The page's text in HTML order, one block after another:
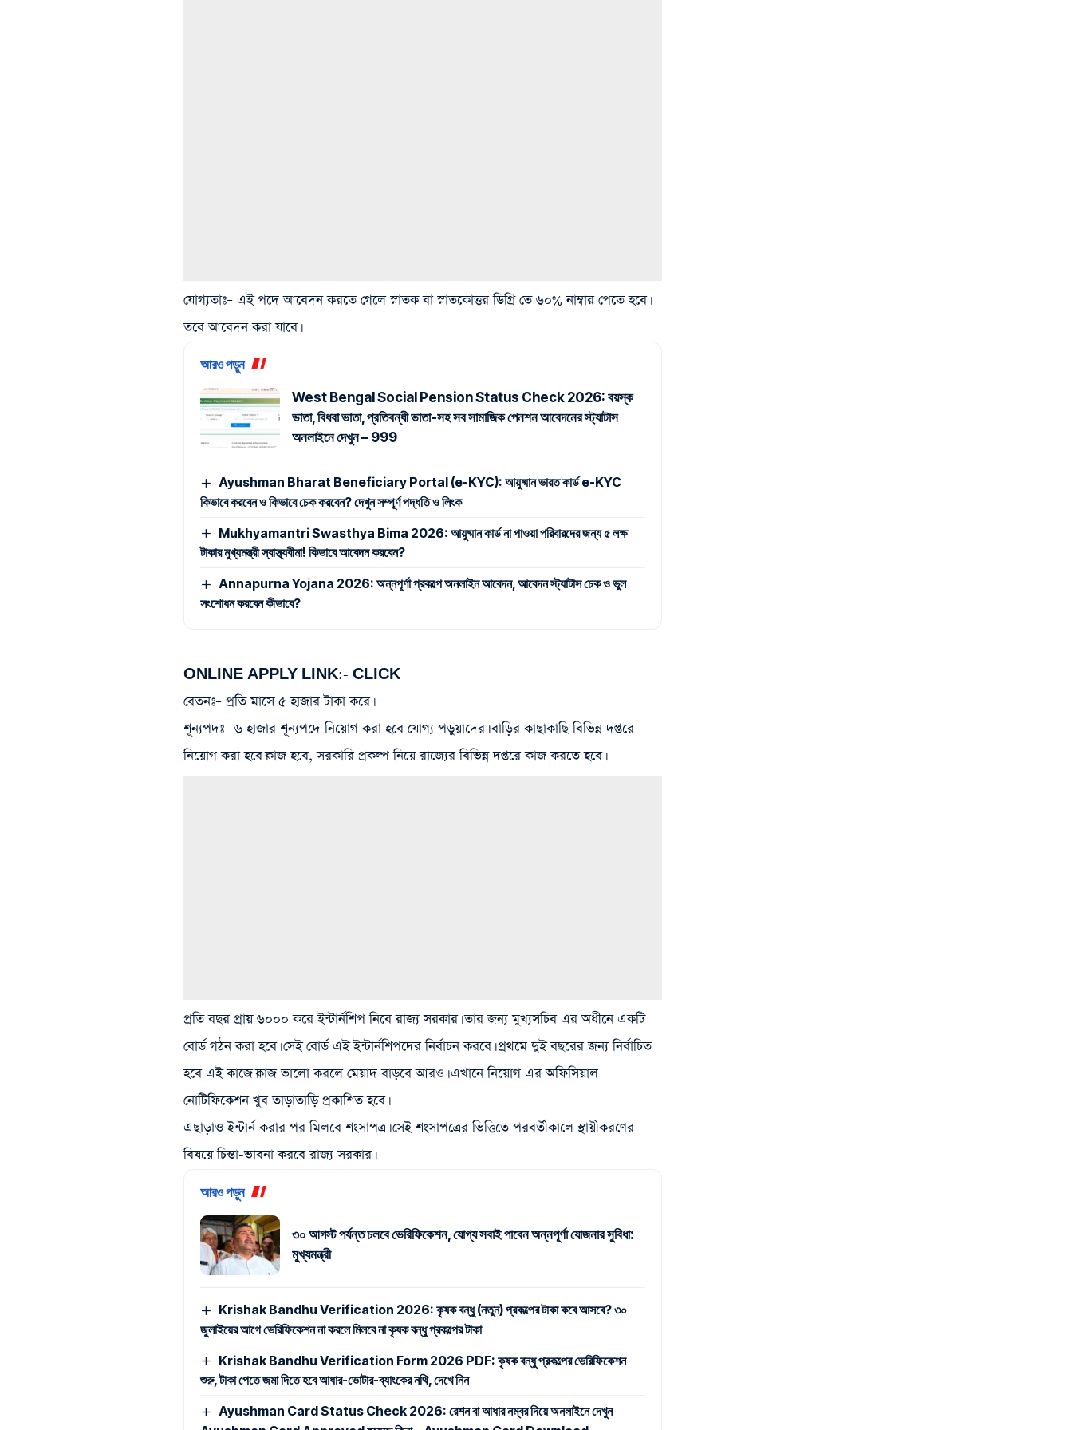
যোগ্যতাঃ– এই পদে আবেদন করতে গেলে স্নাতক বা স্নাতকোত্তর ডিগ্রি তে ৬০% নাম্বার পেতে হবে।
তবে আবেদন করা যাবে।
আরও পড়ুন
West Bengal Social Pension Status Check 2026: বয়স্ক
ভাতা, বিধবা ভাতা, প্রতিবন্ধী ভাতা-সহ সব সামাজিক পেনশন আবেদনের স্ট্যাটাস
অনলাইনে দেখুন – 999
Ayushman Bharat Beneficiary Portal (e-KYC): আয়ুষ্মান ভারত কার্ড e-KYC
কিভাবে করবেন ও কিভাবে চেক করবেন? দেখুন সম্পূর্ণ পদ্ধতি ও লিংক
Mukhyamantri Swasthya Bima 2026: আয়ুষ্মান কার্ড না পাওয়া পরিবারদের জন্য ৫ লক্ষ
টাকার মুখ্যমন্ত্রী স্বাস্থ্যবীমা! কিভাবে আবেদন করবেন?
Annapurna Yojana 2026: অন্নপূর্ণা প্রকল্পে অনলাইন আবেদন, আবেদন স্ট্যাটাস চেক ও ভুল
সংশোধন করবেন কীভাবে?
ONLINE APPLY LINK:- CLICK
বেতনঃ– প্রতি মাসে ৫ হাজার টাকা করে।
শূন্যপদঃ– ৬ হাজার শূন্যপদে নিয়োগ করা হবে যোগ্য পড়ুয়াদের। বাড়ির কাছাকাছি বিভিন্ন দপ্তরে
নিয়োগ করা হবে।কাজ হবে, সরকারি প্রকল্প নিয়ে রাজ্যের বিভিন্ন দপ্তরে কাজ করতে হবে।
প্রতি বছর প্রায় ৬০০০ করে ইন্টার্নশিপ নিবে রাজ্য সরকার। তার জন্য মুখ্যসচিব এর অধীনে একটি
বোর্ড গঠন করা হবে। সেই বোর্ড এই ইন্টার্নশিপদের নির্বাচন করবে। প্রথমে দুই বছরের জন্য নির্বাচিত
হবে এই কাজে।কাজ ভালো করলে মেয়াদ বাড়বে আরও। এখানে নিয়োগ এর অফিসিয়াল
নোটিফিকেশন খুব তাড়াতাড়ি প্রকাশিত হবে।
এছাড়াও ইন্টার্ন করার পর মিলবে শংসাপত্র। সেই শংসাপত্রের ভিত্তিতে পরবর্তীকালে স্থায়ীকরণের
বিষয়ে চিন্তা-ভাবনা করবে রাজ্য সরকার।
আরও পড়ুন
৩০ আগস্ট পর্যন্ত চলবে ভেরিফিকেশন, যোগ্য সবাই পাবেন অন্নপূর্ণা যোজনার সুবিধা:
মুখ্যমন্ত্রী
Krishak Bandhu Verification 2026: কৃষক বন্ধু (নতুন) প্রকল্পের টাকা কবে আসবে? ৩০
জুলাইয়ের আগে ভেরিফিকেশন না করলে মিলবে না কৃষক বন্ধু প্রকল্পের টাকা
Krishak Bandhu Verification Form 2026 PDF: কৃষক বন্ধু প্রকল্পের ভেরিফিকেশন
শুরু, টাকা পেতে জমা দিতে হবে আধার-ভোটার-ব্যাংকের নথি, দেখে নিন
Ayushman Card Status Check 2026: রেশন বা আধার নম্বর দিয়ে অনলাইনে দেখুন